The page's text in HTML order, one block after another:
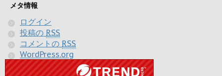
メタ情報
ログイン
投稿の RSS
コメントの RSS
WordPress.org